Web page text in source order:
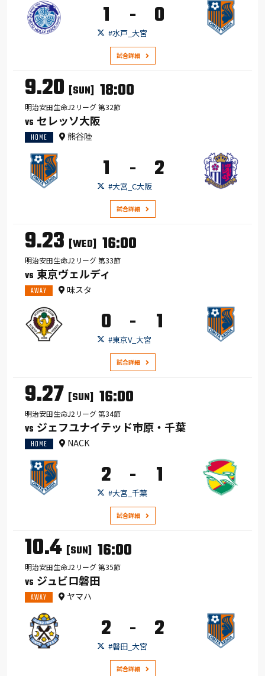
1 - 0
#水戸_大宮
試合詳細
9.20 [SUN] 18:00
明治安田生命J2リーグ 第32節
VS セレッソ大阪
HOME 熊谷陸
1 - 2
#大宮_C大阪
試合詳細
9.23 [WED] 16:00
明治安田生命J2リーグ 第33節
VS 東京ヴェルディ
AWAY 味スタ
0 - 1
#東京V_大宮
試合詳細
9.27 [SUN] 16:00
明治安田生命J2リーグ 第34節
VS ジェフユナイテッド市原・千葉
HOME NACK
2 - 1
#大宮_千葉
試合詳細
10.4 [SUN] 16:00
明治安田生命J2リーグ 第35節
VS ジュビロ磐田
AWAY ヤマハ
2 - 2
#磐田_大宮
試合詳細